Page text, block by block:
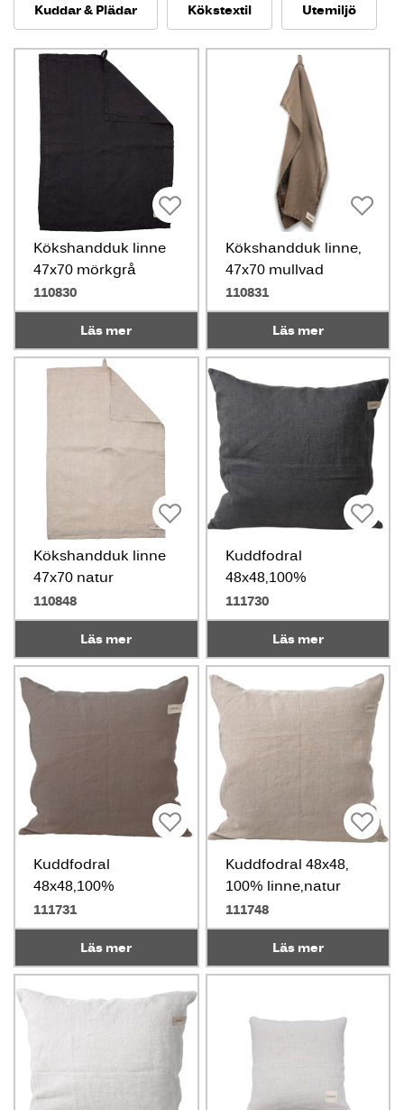
Kuddar & Plädar Kökstextil Utemiljö
Kökshandduk linne
47x70 mörkgrå
110830
Läs mer
Kökshandduk linne,
47x70 mullvad
110831
Läs mer
Kökshandduk linne
47x70 natur
110848
Läs mer
Kuddfodral
48x48,100%
linne,mörkgrå
111730
Läs mer
Kuddfodral
48x48,100%
linne,mullvad
111731
Läs mer
Kuddfodral 48x48,
100% linne,natur
111748
Läs mer